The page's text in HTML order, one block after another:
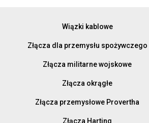
Wiązki kablowe
Złącza dla przemysłu spożywczego
Złącza militarne wojskowe
Złącza okrągłe
Złącza przemysłowe Provertha
Złącza Harting